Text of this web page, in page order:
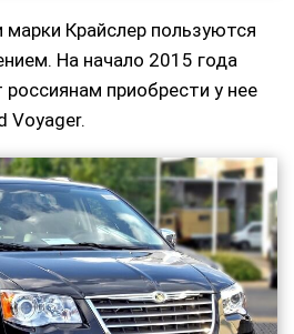
Крайслер пользуются
На начало 2015 года
приобрести у нее
Voyager.